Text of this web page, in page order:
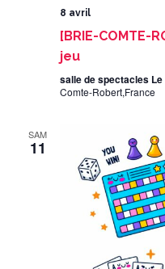
8 avril
[BRIE-COMTE-
jeu
salle de spectacles
Comte-Robert,France
SAM
11